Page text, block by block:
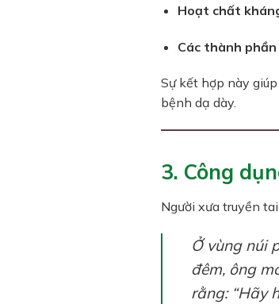
Hoạt chất
Các thành phần
Sự kết hợp này
bệnh dạ dày.
3. Công
Người xưa truyền
Ở vùng núi
đêm, ông
rằng: “Hãy